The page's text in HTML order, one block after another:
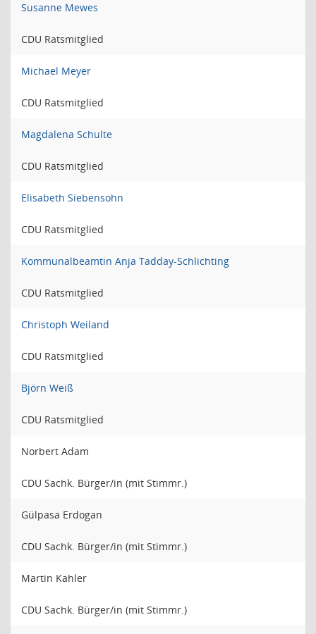
Susanne Mewes
CDU Ratsmitglied
Michael Meyer
CDU Ratsmitglied
Magdalena Schulte
CDU Ratsmitglied
Elisabeth Siebensohn
CDU Ratsmitglied
Kommunalbeamtin Anja Tadday-Schlichting
CDU Ratsmitglied
Christoph Weiland
CDU Ratsmitglied
Björn Weiß
CDU Ratsmitglied
Norbert Adam
CDU Sachk. Bürger/in (mit Stimmr.)
Gülpasa Erdogan
CDU Sachk. Bürger/in (mit Stimmr.)
Martin Kahler
CDU Sachk. Bürger/in (mit Stimmr.)